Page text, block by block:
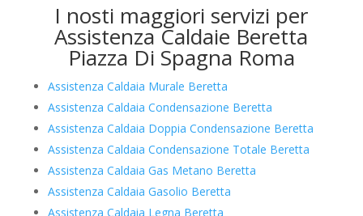
I nosti maggiori servizi per
Assistenza Caldaie Beretta
Piazza Di Spagna Roma
Assistenza Caldaia Murale Beretta
Assistenza Caldaia Condensazione Beretta
Assistenza Caldaia Doppia Condensazione Beretta
Assistenza Caldaia Condensazione Totale Beretta
Assistenza Caldaia Gas Metano Beretta
Assistenza Caldaia Gasolio Beretta
Assistenza Caldaia Legna Beretta